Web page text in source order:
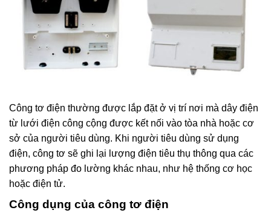
Công tơ điện thường được lắp đặt ở vị trí nơi mà dây điện
từ lưới điện công cộng được kết nối vào tòa nhà hoặc cơ
sở của người tiêu dùng. Khi người tiêu dùng sử dụng
điện, công tơ sẽ ghi lại lượng điện tiêu thụ thông qua các
phương pháp đo lường khác nhau, như hệ thống cơ học
hoặc điện tử.
Công dụng của công tơ điện